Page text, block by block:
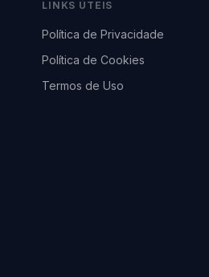
LINKS ÚTEIS
Política de Privacidade
Política de Cookies
Termos de Uso